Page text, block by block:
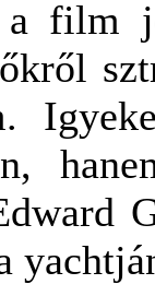
film